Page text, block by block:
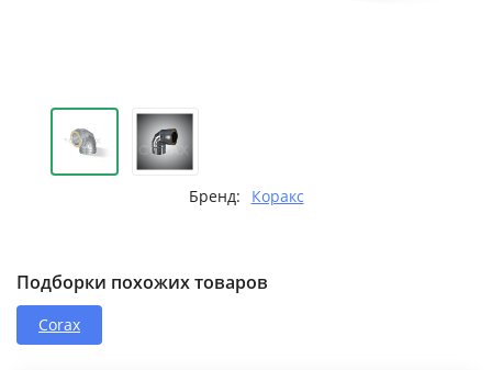
Бренд: Коракс
Подборки похожих товаров
Corax